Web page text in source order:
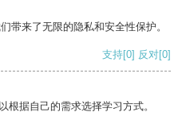
带来了无限的隐私和安全性保护。
支持[0] 反对[0]
根据自己的需求选择学习方式。